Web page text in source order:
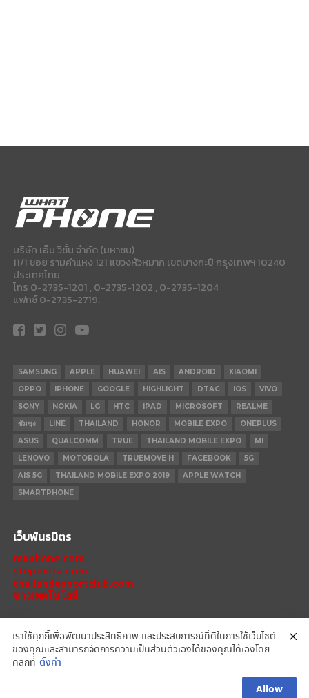
บริษัท เอ็ม วิชั่น จำกัด (มหาชน)
11/1 ซอย รามคำแหง 121 แขวงหัวหมาก เขตบางกะปี กรุงเทพฯ 10240
ประเทศไทย
โทร 0-2735-1201 , 0-2735-1202 , 0-2735-1204
แฟกซ์ 0-2735-2719.
SAMSUNG APPLE HUAWEI AIS ANDROID
XIAOMI
OPPO
IPHONE GOOGLE HIGHLIGHT DTAC IOS
VIVO
SONY
NOKIA LG HTC IPAD MICROSOFT
REALME
ซัมซุง
LINE THAILAND HONOR MOBILE EXPO
ONEPLUS
ASUS
QUALCOMM TRUE THAILAND MOBILE EXPO
MI
LENOVO
MOTOROLA TRUEMOVE H FACEBOOK
5G
AIS 5G
THAILAND MOBILE EXPO 2019
APPLE WATCH
SMARTPHONE
เว็บพันธมิตร
mxphone.com
stepextra.com
thailandesportclub.com
ข่าวเทคโนโลยี
IPHONE 14 PRO
REDMI
เราใช้คุกกี้เพื่อพัฒนาประสิทธิภาพ และประสบการณ์ที่ดีในการใช้เว็บไซต์
ของคุณและสามารถจัดการความเป็นส่วนตัวเองได้ของคุณได้เองโดย
คลิกที่ ตั้งค่า
Allow